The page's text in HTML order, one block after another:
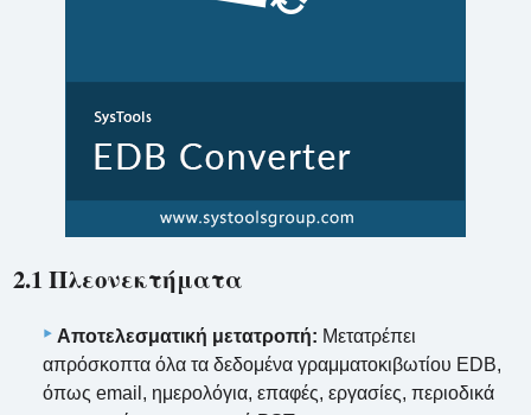
2.1 Πλεονεκτήματα
Αποτελεσματική μετατροπή: Μετατρέπει
απρόσκοπτα όλα τα δεδομένα γραμματοκιβωτίου EDB,
όπως email, ημερολόγια, επαφές, εργασίες, περιοδικά